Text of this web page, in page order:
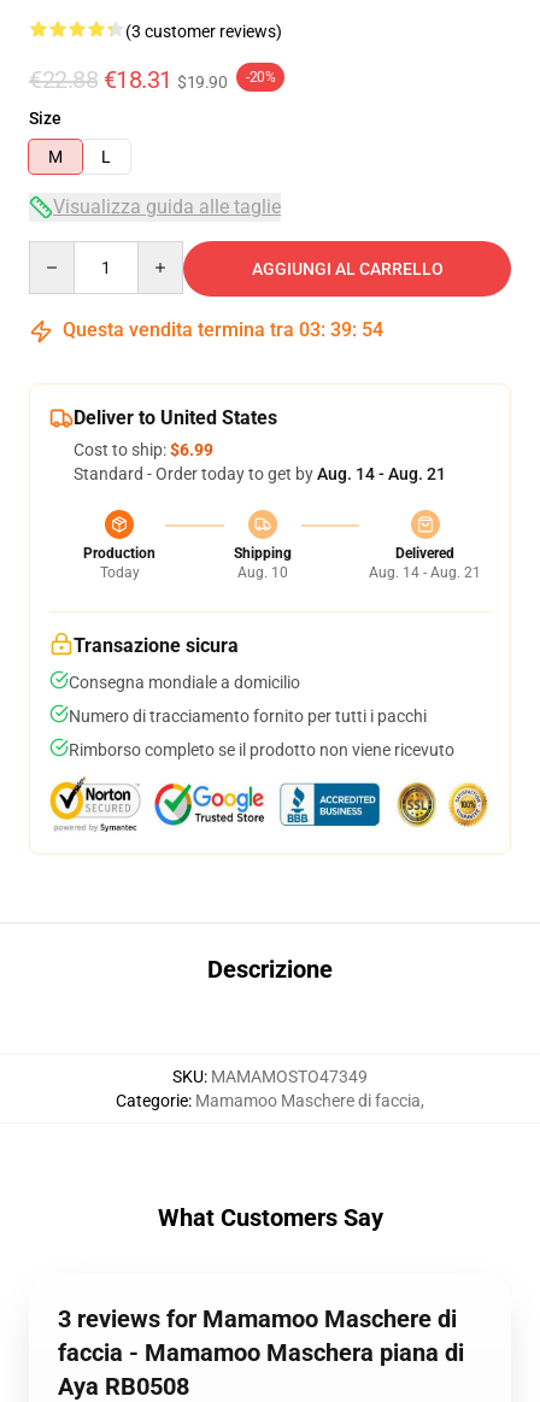
(3 customer reviews)
€22.88 €18.31 $19.90 -20%
Size
M
L
Visualizza guida alle taglie
AGGIUNGI AL CARRELLO
Questa vendita termina tra 03: 39: 54
Deliver to United States
Cost to ship:$6.99
Standard - Order today to get byAug. 14 - Aug. 21
Production
Today
Shipping
Aug. 10
Delivered
Aug. 14 - Aug. 21
Transazione sicura
Consegna mondiale a domicilio
Numero di tracciamento fornito per tutti i pacchi
Rimborso completo se il prodotto non viene ricevuto
Descrizione
SKU: MAMAMOSTO47349
Categorie: Mamamoo Maschere di faccia,
What Customers Say
3 reviews for Mamamoo Maschere di
faccia - Mamamoo Maschera piana di
Aya RB0508